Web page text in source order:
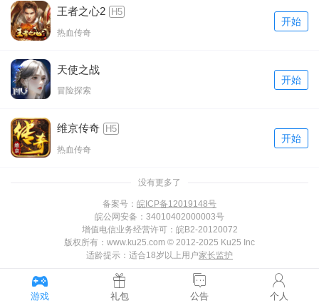
王者之心2 H5
热血传奇
开始
天使之战
冒险探索
开始
维京传奇 H5
热血传奇
开始
没有更多了
备案号： 皖ICP备12019148号
皖公网安备：34010402000003号
增值电信业务经营许可：皖B2-20120072
版权所有：www.ku25.com © 2012-2025 Ku25 Inc
适龄提示：适合18岁以上用户家长监护
游戏 礼包 公告 个人